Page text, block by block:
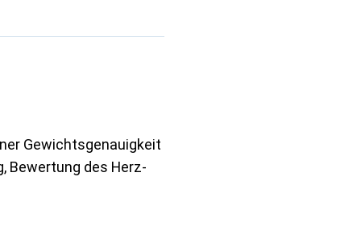
Gewichtsgenauigkeit
Bewertung des Herz-